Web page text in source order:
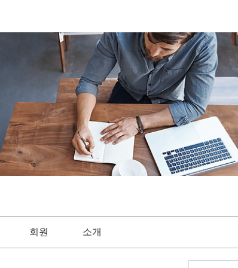
회원 소개